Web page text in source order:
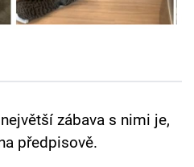
zábava s nimi je,
předpisově.